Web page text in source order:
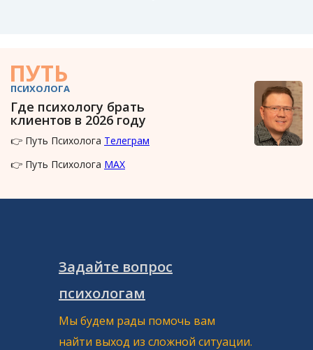
ПУТЬ
ПСИХОЛОГА
Где психологу брать
клиентов в 2026 году
👉 Путь Психолога Телеграм
👉 Путь Психолога MAX
Задайте вопрос
психологам
Мы будем рады помочь вам
найти выход из сложной ситуации.